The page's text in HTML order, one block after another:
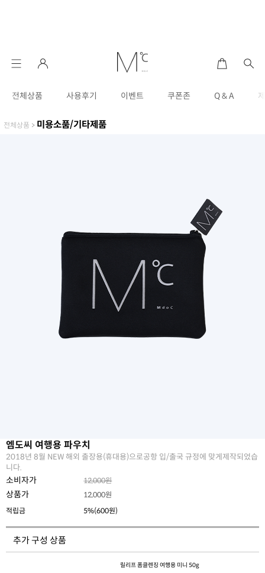
전체상품 사용후기 이벤트 쿠폰존 Q & A
전체상품 > 미용소품/기타제품
엠도씨 여행용 파우치
2018년 8월 NEW 해외 출장용(휴대용)으로공항 입/출국 규정에 맞게제작되었습
니다.
소비자가 12,000원
상품가 12,000원
적립금
5%(600원)
추가 구성 상품
릴리프 폼클렌징 여행용 미니 50g